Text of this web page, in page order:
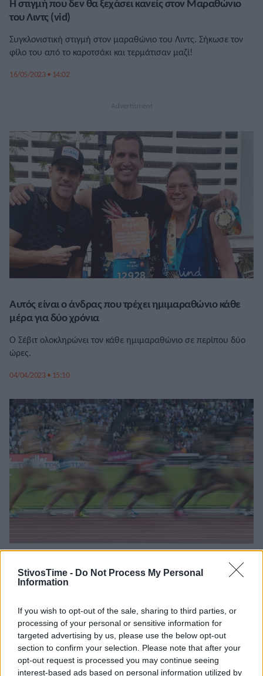
StivosTime - Do Not Process My Personal
Information
If you wish to opt-out of the sale, sharing to third parties, or
processing of your personal or sensitive information for
targeted advertising by us, please use the below opt-out
section to confirm your selection. Please note that after your
opt-out request is processed you may continue seeing
interest-based ads based on personal information utilized by
Η στιγμή που δεν θα ξεχάσει κανείς στον Μαραθώνιο
του Λιντς (vid)
Συγκλονιστική στιγμή στον μαραθώνιο του Λιντς. Σήκωσε τον
φίλο του από το καροτσάκι και τερμάτισαν μαζί!
16/05/2023 • 14:02
Αυτός είναι ο άνδρας που τρέχει ημιμαραθώνιο κάθε
μέρα για δύο χρόνια
Ο Σέβιτ ολοκληρώνει τον κάθε ημιμαραθώνιο σε περίπου δύο
ώρες.
04/04/2023 • 15:10
Ειδήσεις από όλο τον κόσμο (26/2/2023)
αγώνες στον στίβο στο εξωτερικό, αλλά και τις σημαντικότερες
ειδήσεις.
26/02/2023 • 16:56